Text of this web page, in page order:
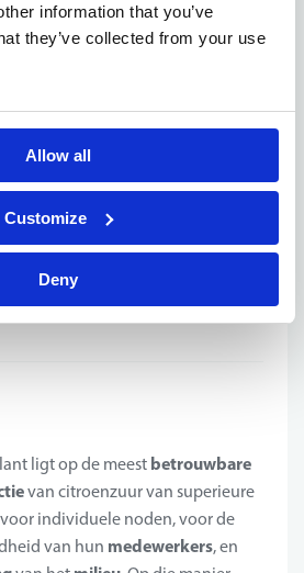
information that you’ve
they’ve collected from your use
Allow all
Customize
Deny
sterk (kan goed plannen en
van
van SAP;
veelzijdig
;
enstressbestendig;
hetNederlands
ligt op de meest betrouwbare
van citroenzuur van superieure
individuele noden, voor de
van hun medewerkers, en